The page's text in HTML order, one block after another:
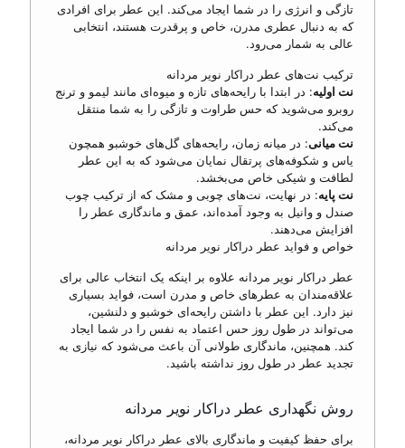
تازگی و انرژی را در شما ایجاد می‌کند. این عطر برای افرادی
که به دنبال عطری مدرن، خاص و پرقدرت هستند، انتخابی
عالی به شمار می‌رود.
ترکیب نت‌های عطر دراکار نویر مردانه
نت اولیه: در ابتدا با رایحه‌های تازه و میوه‌ای مانند لیمو و ترنج
روبرو می‌شوید که حس طراوت و تازگی را به شما منتقل
می‌کند.
نت میانی: در میانه زمان، رایحه‌های گل‌های خوشبو همچون
یاس و شکوفه‌های پرتقال نمایان می‌شود که به این عطر
لطافت و شیکی خاص می‌بخشد.
نت پایه: در نهایت، نت‌های چوبی و مشک که از ترکیب چوب
صندل و وانیل به وجود آمده‌اند، عمق و ماندگاری عطر را
افزایش می‌دهند.
خواص و فواید عطر دراکار نویر مردانه
عطر دراکار نویر مردانه علاوه بر اینکه یک انتخاب عالی برای
علاقه‌مندان به عطرهای خاص و مدرن است، فواید بسیاری
نیز دارد. این عطر با داشتن رایحه‌ای خوشبو و دلنشین،
می‌تواند در طول روز حس اعتماد به نفس را در شما ایجاد
کند. همچنین، ماندگاری طولانی آن باعث می‌شود که نیازی به
تجدید عطر در طول روز نداشته باشید.
روش نگهداری عطر دراکار نویر مردانه
برای حفظ کیفیت و ماندگاری بالای عطر دراکار نویر مردانه،